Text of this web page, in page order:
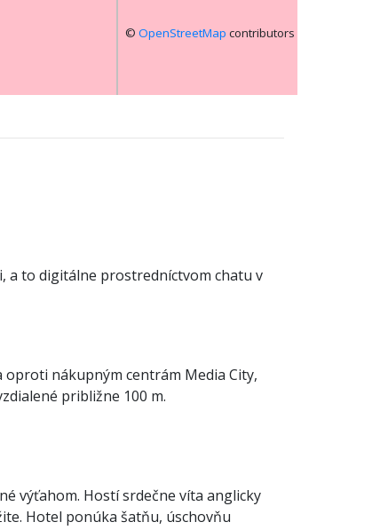
© OpenStreetMap contributors
a to digitálne prostredníctvom chatu v
nákupným centrám Media City,
približne 100 m.
výťahom. Hostí srdečne víta anglicky
Hotel ponúka šatňu, úschovňu